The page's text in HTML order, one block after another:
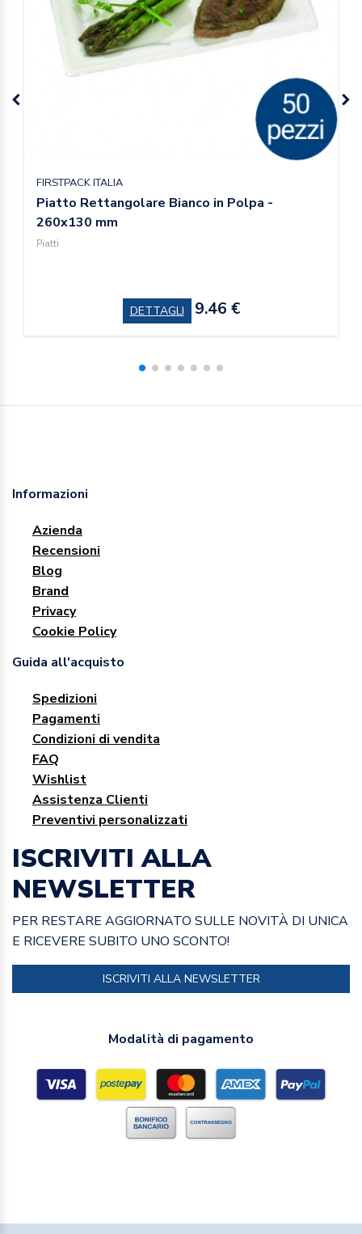
FIRSTPACK ITALIA
Piatto Rettangolare Bianco in Polpa -
260x130 mm
Piatti
DETTAGLI 9.46 €
Informazioni
Azienda
Recensioni
Blog
Brand
Privacy
Cookie Policy
Guida all'acquisto
Spedizioni
Pagamenti
Condizioni di vendita
FAQ
Wishlist
Assistenza Clienti
Preventivi personalizzati
ISCRIVITI ALLA
NEWSLETTER
PER RESTARE AGGIORNATO SULLE NOVITÀ DI UNICA
E RICEVERE SUBITO UNO SCONTO!
ISCRIVITI ALLA NEWSLETTER
Modalità di pagamento